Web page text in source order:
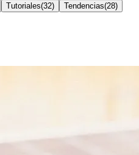
Tutoriales(32) Tendencias(28)